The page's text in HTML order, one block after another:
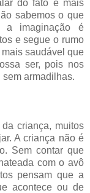
do fato é mais
sabemos o que
a imaginação é
e segue o rumo
saudável que
ser, pois nos
armadilhas.
criança, muitos
A criança não é
Sem contar que
com o avô
pensam que a
acontece ou de